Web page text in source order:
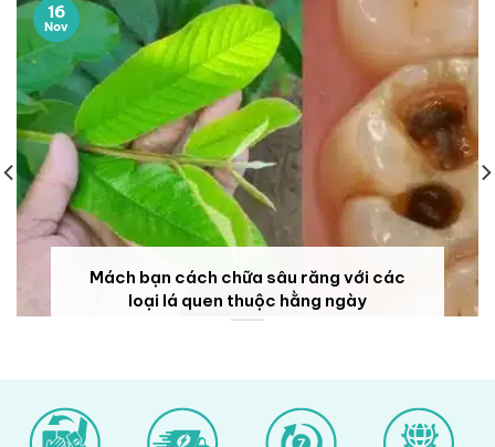
Mách bạn cách chữa sâu răng với các
loại lá quen thuộc hằng ngày
16
Nov